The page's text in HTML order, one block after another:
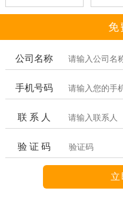
免
公司名称
手机号码
联 系 人
验 证 码